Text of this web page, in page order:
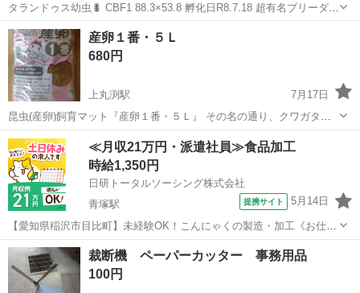
タランドゥス幼虫🐛 CBF1 88.3×53.8 孵化日R8.7.18 超有名ブリーダー
さんの血です😁 購入者のみ教えます🫡 ちなみに90upは楽に狙えると
思います！ ※1頭の値段です！ 5匹以上購入の方は割引して600...
愛知 稲沢市 その他
産卵１番・５Ｌ
680円
上丸渕駅
7月17日
昆虫(産卵)飼育マット『産卵１番・５Ｌ』 その名の通り、クワガタム
シ用の産卵床のための微粒子マットです→ヒラタクワガタ、ノコギリ
クワガタ、アンタエウスオオクワガタ等の根食い系やニジイロクワガ
タ、パプアキンイロクワガタ等の色虫...
愛知 稲沢市 上丸渕駅 その他 アンタエウス
≪月収21万円・派遣社員≫食品加工
時給1,350円
日研トータルソーシング株式会社
青塚駅
提携サイト 5月14日
【愛知県稲沢市目比町】未経験OK！こんにゃくの製造・加工《お仕事
No.7A133-JS》 お仕事について 工場内でのこんにゃく製造業務です。
原料の計量・混合・成形・加熱・冷却などを担当します。機械操作や
ライン作業が中心です...
愛知 稲沢市 青塚駅 その他
裁断機 ペーパーカッター 事務用品
100円